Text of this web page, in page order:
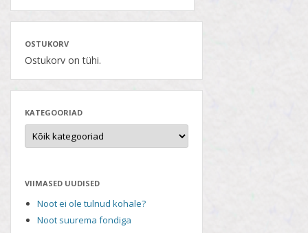
OSTUKORV
Ostukorv on tühi.
KATEGOORIAD
VIIMASED UUDISED
Noot ei ole tulnud kohale?
Noot suurema fondiga